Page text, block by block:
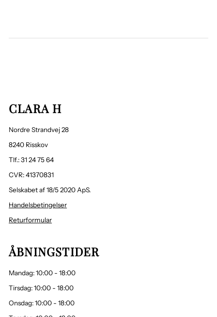
CLARA H
Nordre Strandvej 28
8240 Risskov
Tlf.: 31 24 75 64
CVR: 41370831
Selskabet af 18/5 2020 ApS.
Handelsbetingelser
Returformular
ÅBNINGSTIDER
Mandag: 10:00 - 18:00
Tirsdag: 10:00 - 18:00
Onsdag: 10:00 - 18:00